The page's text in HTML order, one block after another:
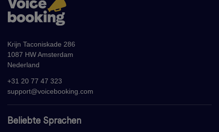
Beliebte Sprachen
Krijn Taconiskade 286
1087 HW Amsterdam
Nederland
+31 20 77 47 323
support@voicebooking.com